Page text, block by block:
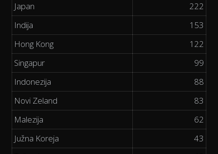
Japan
222
Indija
153
Hong Kong
122
Singapur
99
Indonezija
88
Novi Zeland
83
Malezija
62
Južna Koreja
43